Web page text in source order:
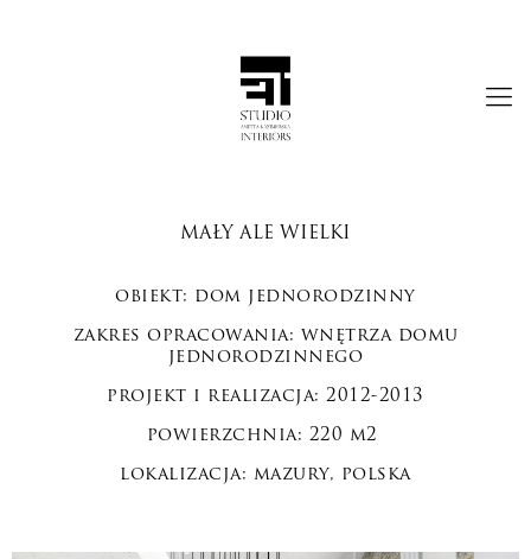
MAŁY ALE WIELKI
obiekt: dom jednorodzinny
zakres opracowania: wnętrza domu
jednorodzinnego
projekt i realizacja: 2012-2013
powierzchnia: 220 m2
lokalizacja: mazury, polska